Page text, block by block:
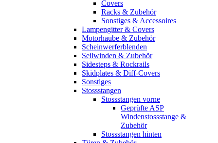
Covers
Racks & Zubehör
Sonstiges & Accessoires
Lampengitter & Covers
Motorhaube & Zubehör
Scheinwerferblenden
Seilwinden & Zubehör
Sidesteps & Rockrails
Skidplates & Diff-Covers
Sonstiges
Stossstangen
Stossstangen vorne
Geprüfte ASP
Windenstossstange &
Zubehör
Stossstangen hinten